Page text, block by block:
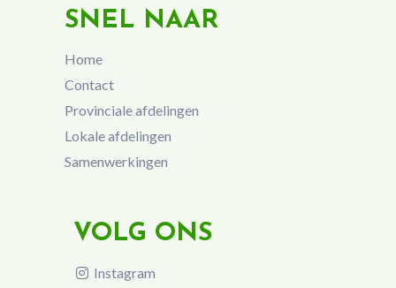
SNEL NAAR
Home
Contact
Provinciale afdelingen
Lokale afdelingen
Samenwerkingen
VOLG ONS
Instagram